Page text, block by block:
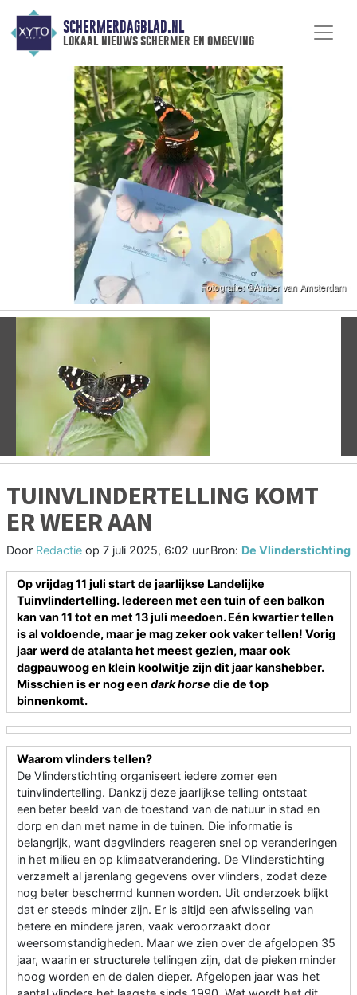
SCHERMERDAGBLAD.NL
lokaal nieuws schermer en omgeving
TUINVLINDERTELLING KOMT
ER WEER AAN
Door Redactie op 7 juli 2025, 6:02 uurBron: De Vlinderstichting
Op vrijdag 11 juli start de jaarlijkse Landelijke
Tuinvlindertelling. Iedereen met een tuin of een balkon
kan van 11 tot en met 13 juli meedoen. Eén kwartier tellen
is al voldoende, maar je mag zeker ook vaker tellen! Vorig
jaar werd de atalanta het meest gezien, maar ook
dagpauwoog en klein koolwitje zijn dit jaar kanshebber.
Misschien is er nog een dark horse die de top
binnenkomt.
Waarom vlinders tellen?
De Vlinderstichting organiseert iedere zomer een
tuinvlindertelling. Dankzij deze jaarlijkse telling ontstaat
een beter beeld van de toestand van de natuur in stad en
dorp en dan met name in de tuinen. Die informatie is
belangrijk, want dagvlinders reageren snel op veranderingen
in het milieu en op klimaatverandering. De Vlinderstichting
verzamelt al jarenlang gegevens over vlinders, zodat deze
nog beter beschermd kunnen worden. Uit onderzoek blijkt
dat er steeds minder zijn. Er is altijd een afwisseling van
betere en mindere jaren, vaak veroorzaakt door
weersomstandigheden. Maar we zien over de afgelopen 35
jaar, waarin er structurele tellingen zijn, dat de pieken minder
hoog worden en de dalen dieper. Afgelopen jaar was het